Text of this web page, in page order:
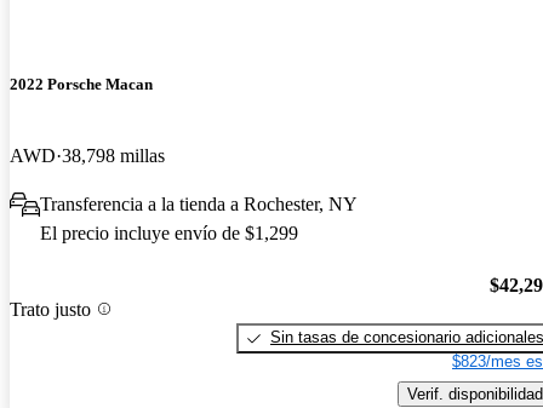
2022 Porsche Macan
AWD 38,798 millas
Transferencia a la tienda a Rochester, NY
El precio incluye envío de $1,299
Trato justo
Sin tasas de concesionario adicionales
$823/mes
Verif. disponibilidad